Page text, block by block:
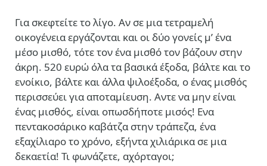
Για σκεφτείτε το λίγο. Αν σε μια τετραμελή
οικογένεια εργάζονται και οι δύο γονείς μ’ ένα
μέσο μισθό, τότε τον ένα μισθό τον βάζουν στην
άκρη. 520 ευρώ όλα τα βασικά έξοδα, βάλτε και το
ενοίκιο, βάλτε και άλλα ψιλοέξοδα, ο ένας μισθός
περισσεύει για αποταμίευση. Αντε να μην είναι
ένας μισθός, είναι οπωσδήποτε μισός! Ενα
πεντακοσάρικο καβάτζα στην τράπεζα, ένα
εξαχίλιαρο το χρόνο, εξήντα χιλιάρικα σε μια
δεκαετία! Τι φωνάζετε, αχόρταγοι;